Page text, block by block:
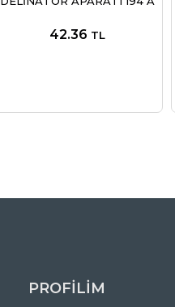
42.36 TL
PROFİLİM